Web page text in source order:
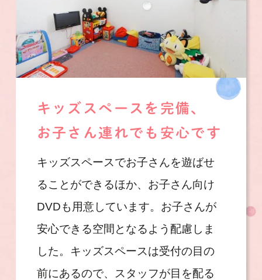
キッズスペースを完備、
お子さん連れでも安心です
キッズスペースでお子さんを遊ばせ
ることができるほか、お子さん向け
DVDも用意しています。お子さんが
安心できる空間となるよう配慮しま
した。キッズスペースは受付の目の
前にあるので、スタッフが目を配る